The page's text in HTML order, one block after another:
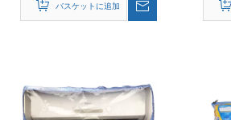
バスケットに追加